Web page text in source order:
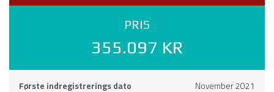
355.097 KR
Kørte KM ca.
13.255 KM KM